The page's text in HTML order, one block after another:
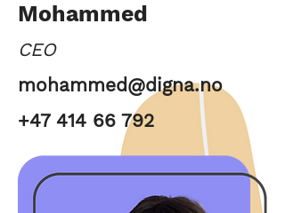
Mohammed
CEO
mohammed@digna.no
+47 414 66 792